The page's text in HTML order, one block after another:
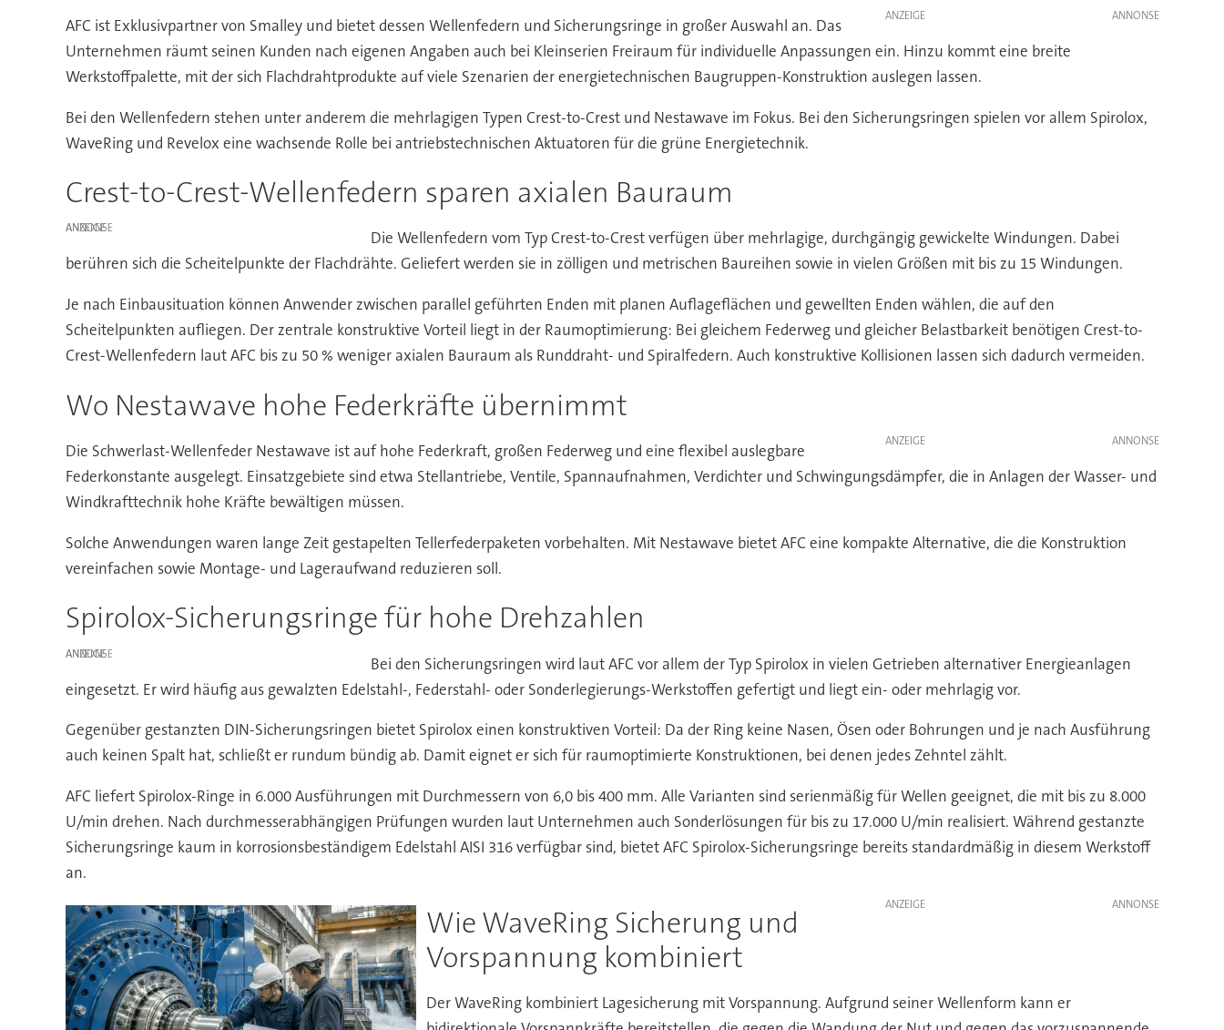
ANZEIGE
AFC ist Exklusivpartner von Smalley und bietet dessen Wellenfedern und Sicherungsringe in großer Auswahl an. Das
Unternehmen räumt seinen Kunden nach eigenen Angaben auch bei Kleinserien Freiraum für individuelle Anpassungen ein. Hinzu kommt eine breite
Werkstoffpalette, mit der sich Flachdrahtprodukte auf viele Szenarien der energietechnischen Baugruppen-Konstruktion auslegen lassen.
Bei den Wellenfedern stehen unter anderem die mehrlagigen Typen Crest-to-Crest und Nestawave im Fokus. Bei den Sicherungsringen spielen vor allem Spirolox,
WaveRing und Revelox eine wachsende Rolle bei antriebstechnischen Aktuatoren für die grüne Energietechnik.
Crest-to-Crest-Wellenfedern sparen axialen Bauraum
ANZEIGE
Die Wellenfedern vom Typ Crest-to-Crest verfügen über mehrlagige, durchgängig gewickelte Windungen. Dabei
berühren sich die Scheitelpunkte der Flachdrähte. Geliefert werden sie in zölligen und metrischen Baureihen sowie in vielen Größen mit bis zu 15 Windungen.
Je nach Einbausituation können Anwender zwischen parallel geführten Enden mit planen Auflageflächen und gewellten Enden wählen, die auf den
Scheitelpunkten aufliegen. Der zentrale konstruktive Vorteil liegt in der Raumoptimierung: Bei gleichem Federweg und gleicher Belastbarkeit benötigen Crest-to-
Crest-Wellenfedern laut AFC bis zu 50 % weniger axialen Bauraum als Runddraht- und Spiralfedern. Auch konstruktive Kollisionen lassen sich dadurch vermeiden.
Wo Nestawave hohe Federkräfte übernimmt
ANZEIGE
Die Schwerlast-Wellenfeder Nestawave ist auf hohe Federkraft, großen Federweg und eine flexibel auslegbare
Federkonstante ausgelegt. Einsatzgebiete sind etwa Stellantriebe, Ventile, Spannaufnahmen, Verdichter und Schwingungsdämpfer, die in Anlagen der Wasser- und
Windkrafttechnik hohe Kräfte bewältigen müssen.
Solche Anwendungen waren lange Zeit gestapelten Tellerfederpaketen vorbehalten. Mit Nestawave bietet AFC eine kompakte Alternative, die die Konstruktion
vereinfachen sowie Montage- und Lageraufwand reduzieren soll.
Spirolox-Sicherungsringe für hohe Drehzahlen
ANZEIGE
Bei den Sicherungsringen wird laut AFC vor allem der Typ Spirolox in vielen Getrieben alternativer Energieanlagen
eingesetzt. Er wird häufig aus gewalzten Edelstahl-, Federstahl- oder Sonderlegierungs-Werkstoffen gefertigt und liegt ein- oder mehrlagig vor.
Gegenüber gestanzten DIN-Sicherungsringen bietet Spirolox einen konstruktiven Vorteil: Da der Ring keine Nasen, Ösen oder Bohrungen und je nach Ausführung
auch keinen Spalt hat, schließt er rundum bündig ab. Damit eignet er sich für raumoptimierte Konstruktionen, bei denen jedes Zehntel zählt.
AFC liefert Spirolox-Ringe in 6.000 Ausführungen mit Durchmessern von 6,0 bis 400 mm. Alle Varianten sind serienmäßig für Wellen geeignet, die mit bis zu 8.000
U/min drehen. Nach durchmesserabhängigen Prüfungen wurden laut Unternehmen auch Sonderlösungen für bis zu 17.000 U/min realisiert. Während gestanzte
Sicherungsringe kaum in korrosionsbeständigem Edelstahl AISI 316 verfügbar sind, bietet AFC Spirolox-Sicherungsringe bereits standardmäßig in diesem Werkstoff
an.
ANZEIGE
Wie WaveRing Sicherung und
Vorspannung kombiniert
Der WaveRing kombiniert Lagesicherung mit Vorspannung. Aufgrund seiner Wellenform kann er